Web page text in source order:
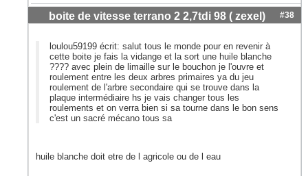
boite de vitesse terrano 2 2,7tdi 98 ( zexel) #38
loulou59199 écrit: salut tous le monde pour en revenir à
cette boite je fais la vidange et la sort une huile blanche
???? avec plein de limaille sur le bouchon je l'ouvre et
roulement entre les deux arbres primaires ya du jeu
roulement de l'arbre secondaire qui se trouve dans la
plaque intermédiaire hs je vais changer tous les
roulements et on verra bien si sa tourne dans le bon sens
c'est un sacré mécano tous sa
huile blanche doit etre de l agricole ou de l eau